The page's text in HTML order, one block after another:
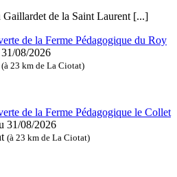
Gaillardet de la Saint Laurent [...]
de la Ferme Pédagogique du Roy
08/2026
(à 23 km de La Ciotat)
de la Ferme Pédagogique le Collet
31/08/2026
(à 23 km de La Ciotat)